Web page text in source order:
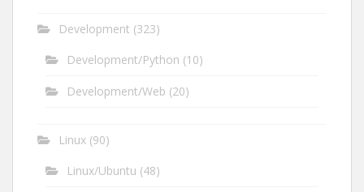
Development (323)
Development/Python (10)
Development/Web (20)
Linux (90)
Linux/Ubuntu (48)